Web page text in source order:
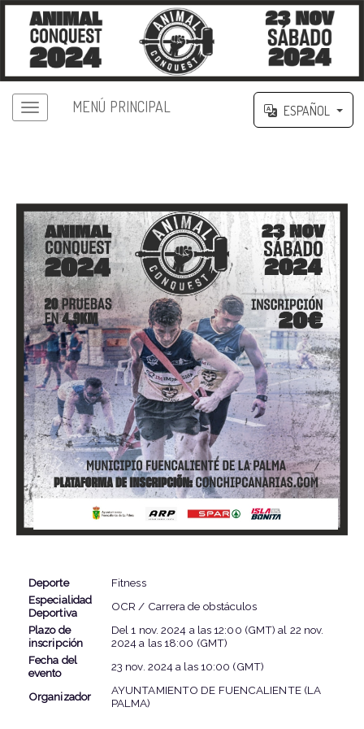
MENÚ PRINCIPAL ESPAÑOL
Deporte
Fitness
Especialidad
Deportiva
OCR / Carrera de obstáculos
Plazo de
inscripción
Del1 nov. 2024 a las12:00 (GMT) al 22 nov.
2024a las18:00 (GMT)
Fecha del
evento
23 nov. 2024a las10:00 (GMT)
Organizador
AYUNTAMIENTO DE FUENCALIENTE (LA
PALMA)